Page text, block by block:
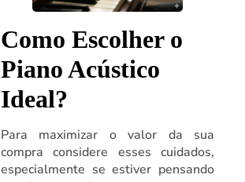
Como Escolher o
Piano Acústico
Ideal?
Para maximizar o valor da sua
compra considere esses cuidados,
especialmente se estiver pensando